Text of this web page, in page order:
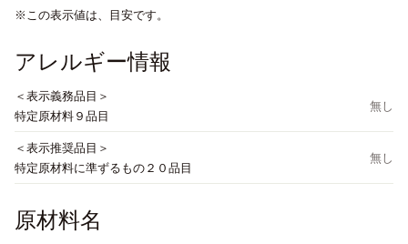
この表示値は、目安です。
アレルギー情報
＜表示義務品目＞
特定原材料９品目
無し
＜表示推奨品目＞
特定原材料に準ずるもの２０品目
無し
原材料名